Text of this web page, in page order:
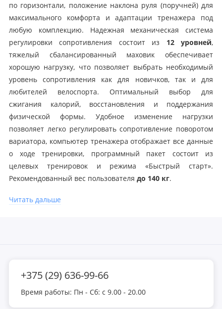
по горизонтали, положение наклона руля (поручней) для
максимального комфорта и адаптации тренажера под
любую комплекцию. Надежная механическая система
регулировки сопротивления состоит из 12 уровней,
тяжелый сбалансированный маховик обеспечивает
хорошую нагрузку, что позволяет выбрать необходимый
уровень сопротивления как для новичков, так и для
любителей велоспорта. Оптимальный выбор для
сжигания калорий, восстановления и поддержания
физической формы. Удобное изменение нагрузки
позволяет легко регулировать сопротивление поворотом
вариатора, компьютер тренажера отображает все данные
о ходе тренировки, программный пакет состоит из
целевых тренировок и режима «Быстрый старт».
Рекомендованный вес пользователя до 140 кг.
Эргономика конструкции и анатомическое сиденье
Надежная магнитная система сопротивления
распределение нагрузки во время движения.
Читать дальше
+375 (29) 636-99-66
Время работы: Пн - Сб: с 9.00 - 20.00